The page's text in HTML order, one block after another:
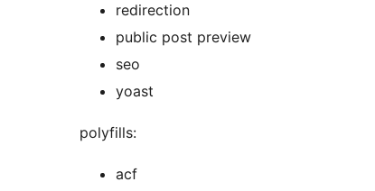
redirection
public post preview
seo
yoast
polyfills:
acf